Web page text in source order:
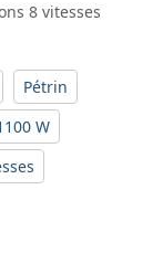
8 vitesses
Pétrin
W